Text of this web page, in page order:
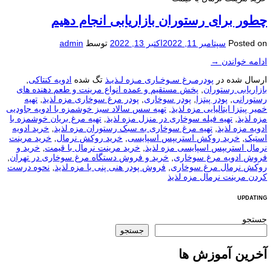
چطور برای رستوران بازاریابی انجام دهیم
Posted on سپتامبر 11, 2022 اکتبر 13, 2022 توسط admin
ادامه خواندن →
ارسال شده در پودرمـرغ سـوخـاری مـزه لـذیـذ تگ شده ادویه کنتاکی,
بازاریابی رستوران, پخش مستقیم و عمده انواع مرینت و طعم دهنده های
رستورانی, پودر پیتزا, پودر سوخاری, پودر مرغ سوخاری مزه لذیذ, تهیه
خمیر پیتزا ایتالیایی مزه لذیذ, تهیه سس سالاد سبز خوشمزه با ادویه جاودیی
مزه لذیذ, تهیه فیله سوخاری در منزل مزه لذیذ, تهیه مرغ بریان خوشمزه با
ادویه مزه لذیذ, تهیه مرغ سوخاری به سبک رستوران مزه لذیذ, خرید ادویه
استیک, خرید روکش استریپس اسپایسی, خرید روکش نرمال, خرید مرینت
نرمال استریپس اسپایسی مزه لذیذ, خرید مرینت نرمال با قیمت, خرید و
فروش ادویه مرغ سوخاری, خرید و فروش دستگاه مرغ سوخاری در تهران,
روکش نرمال مرغ سوخاری, فروش پودر هنی پنی با مزه لذیذ, نحوه درست
کردن مرینت نرمال مزه لذیذ
UPDATING
جستجو
جستجو
آخرین آموزش ها